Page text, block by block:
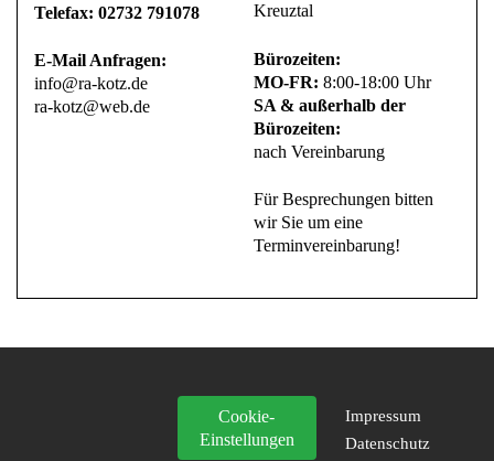
Telefax: 02732 791078
E-Mail Anfragen:
info@ra-kotz.de
ra-kotz@web.de
Kreuztal
Bürozeiten:
MO-FR:8:00-18:00 Uhr
SA & außerhalb der
Bürozeiten:
nach Vereinbarung
Für Besprechungen bitten
wir Sie um eine
Terminvereinbarung!
Cookie-
Einstellungen
Impressum
Datenschutz